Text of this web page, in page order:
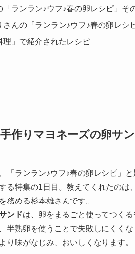
「ランラン♪ウフ♪春の卵レシピ」そ
さんの「ランラン♪ウフ♪春の卵レシ
理」で紹介されたレシピ
手作りマヨネーズの卵サ
「ランラン♪ウフ♪春の卵レシピ」
る特集の1日目。教えてくれたの
務める杉本雄さんです。
ンドは、卵をまるごと使ってつく
半熟卵を使うことで失敗しにくく
り味がなじみ、おいしくなります。